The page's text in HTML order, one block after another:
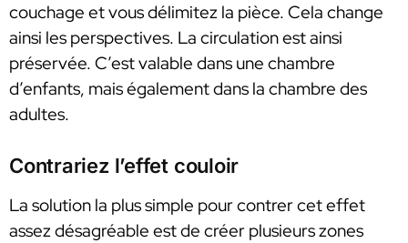
couchage et vous délimitez la pièce. Cela change
ainsi les perspectives. La circulation est ainsi
préservée. C’est valable dans une chambre
d’enfants, mais également dans la chambre des
adultes.
Contrariez l’effet couloir
La solution la plus simple pour contrer cet effet
assez désagréable est de créer plusieurs zones